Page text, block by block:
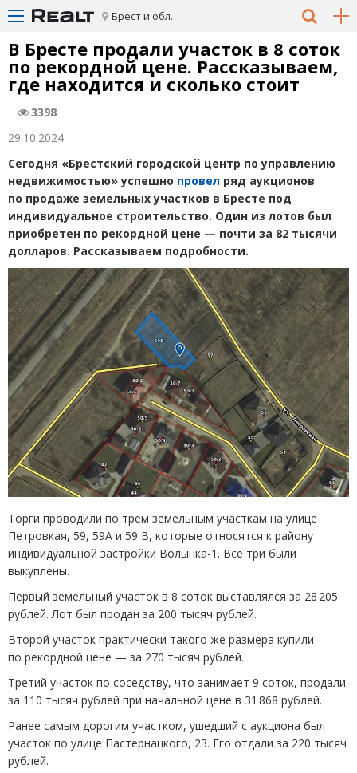
Брест и обл.
В Бресте продали участок в 8 соток
по рекордной цене. Рассказываем,
где находится и сколько стоит
3398
29.10.2024
Сегодня «Брестский городской центр по управлению
недвижимостью» успешно провел ряд аукционов
по продаже земельных участков в Бресте под
индивидуальное строительство. Один из лотов был
приобретен по рекордной цене — почти за 82 тысячи
долларов. Рассказываем подробности.
Торги проводили по трем земельным участкам на улице
Петровкая, 59, 59А и 59 В, которые относятся к району
индивидуальной застройки Волынка-1. Все три были
выкуплены.
Первый земельный участок в 8 соток выставлялся за 28 205
рублей. Лот был продан за 200 тысяч рублей.
Второй участок практически такого же размера купили
по рекордной цене — за 270 тысяч рублей.
Третий участок по соседству, что занимает 9 соток, продали
за 110 тысяч рублей при начальной цене в 31 868 рублей.
Ранее самым дорогим участком, ушедший с аукциона был
участок по улице Пастернацкого, 23. Его отдали за 220 тысяч
рублей.